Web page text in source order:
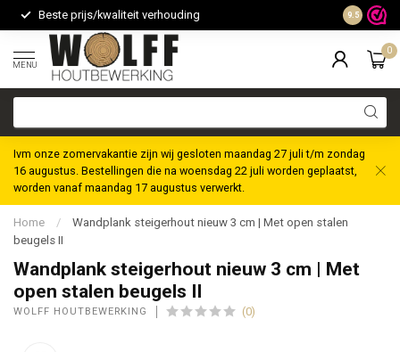
Beste prijs/kwaliteit verhouding Maatwerk
9.5
MENU
0
Ivm onze zomervakantie zijn wij gesloten maandag 27 juli t/m zondag
16 augustus. Bestellingen die na woensdag 22 juli worden geplaatst,
worden vanaf maandag 17 augustus verwerkt.
Home /
Wandplank steigerhout nieuw 3 cm | Met open stalen
beugels II
Wandplank steigerhout nieuw 3 cm | Met
open stalen beugels II
WOLFF HOUTBEWERKING (0)